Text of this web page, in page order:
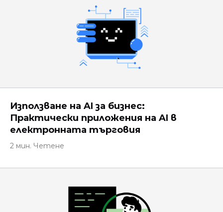
Използване на AI за бизнес:
Практически приложения на AI в
електронната търговия
2 мин. Четене